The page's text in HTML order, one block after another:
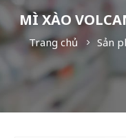
MÌ XÀO
Trang chủ Sản